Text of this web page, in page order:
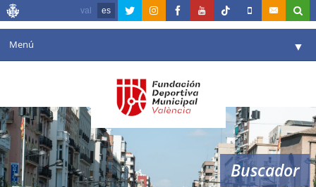
val es
Menú ▼
Agenda
Instalaciones ▼
Comunicación ▼
Buscador